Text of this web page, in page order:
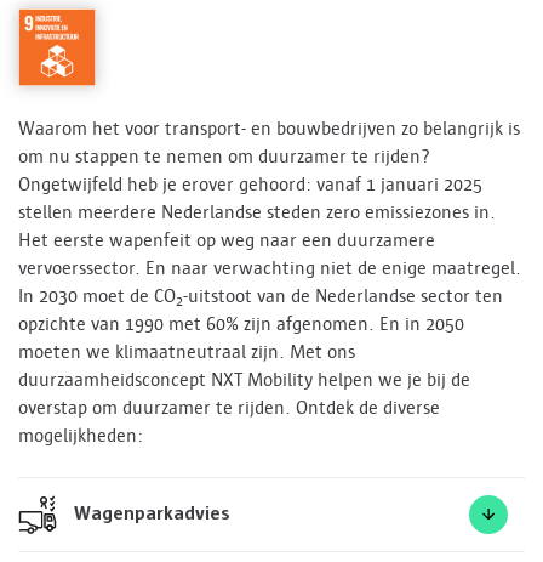
Waarom het voor transport- en bouwbedrijven zo belangrijk is
om nu stappen te nemen om duurzamer te rijden?
Ongetwijfeld heb je erover gehoord: vanaf 1 januari 2025
stellen meerdere Nederlandse steden zero emissiezones in.
Het eerste wapenfeit op weg naar een duurzamere
vervoerssector. En naar verwachting niet de enige maatregel.
In 2030 moet de CO2-uitstoot van de Nederlandse sector ten
opzichte van 1990 met 60% zijn afgenomen. En in 2050
moeten we klimaatneutraal zijn. Met ons
duurzaamheidsconcept NXT Mobility helpen we je bij de
overstap om duurzamer te rijden. Ontdek de diverse
mogelijkheden:
Wagenparkadvies